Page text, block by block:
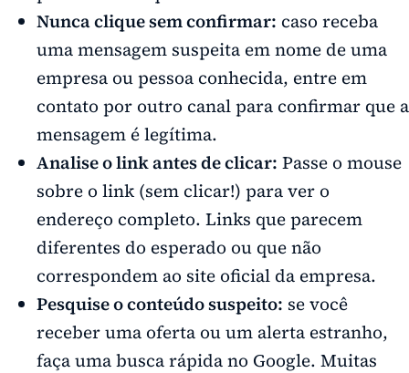
Nunca clique sem confirmar: caso receba
uma mensagem suspeita em nome de uma
empresa ou pessoa conhecida, entre em
contato por outro canal para confirmar que a
mensagem é legítima.
Analise o link antes de clicar: Passe o mouse
sobre o link (sem clicar!) para ver o
endereço completo. Links que parecem
diferentes do esperado ou que não
correspondem ao site oficial da empresa.
Pesquise o conteúdo suspeito: se você
receber uma oferta ou um alerta estranho,
faça uma busca rápida no Google. Muitas